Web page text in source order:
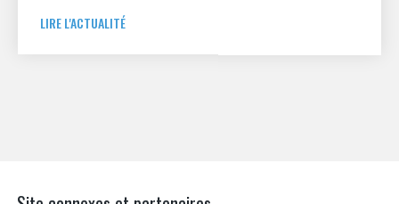
PME et Frédéric Parisot - Délégué Général du
LIRE L'ACTUALITÉ